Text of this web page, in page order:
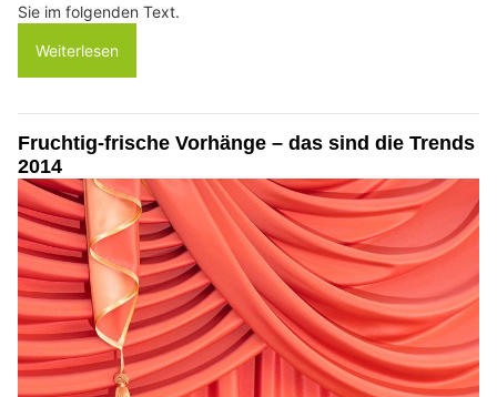
Sie im folgenden Text.
Weiterlesen
Fruchtig-frische Vorhänge – das sind die Trends
2014